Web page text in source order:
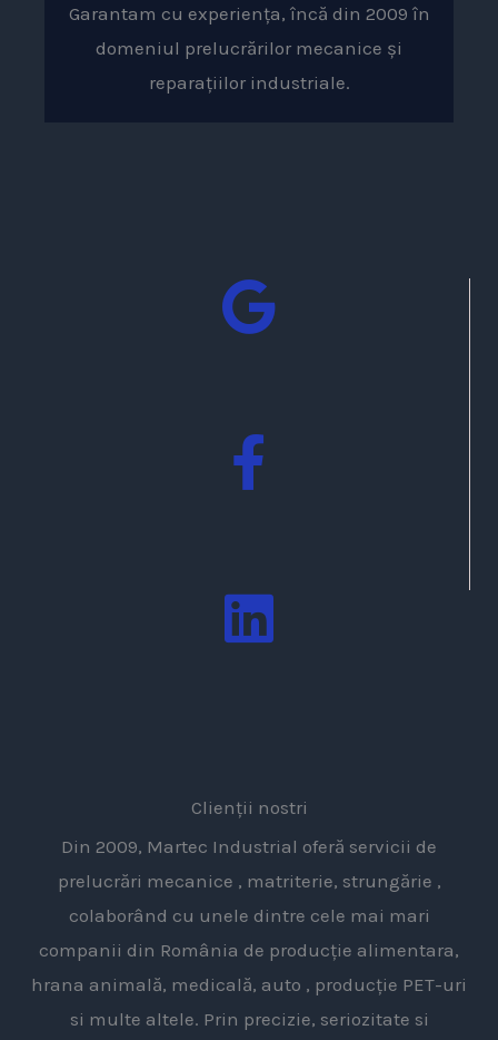
Garantam cu experiența, încă din 2009 în
domeniul prelucrărilor mecanice și
reparațiilor industriale.
Clienții nostri
Din 2009, Martec Industrial oferă servicii de
prelucrări mecanice , matriterie, strungărie ,
colaborând cu unele dintre cele mai mari
companii din România de producție alimentara,
hrana animală, medicală, auto , producție PET-uri
si multe altele. Prin precizie, seriozitate si